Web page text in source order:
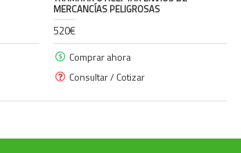
MERCANCÍAS PELIGROSAS
520€
Comprar ahora
Consultar / Cotizar